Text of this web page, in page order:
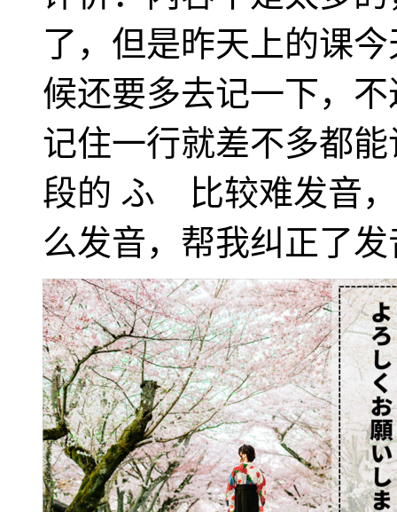
了，但是昨天上的课
候还要多去记一下，
记住一行就差不多都
段的 ふ 比较难发音
么发音，帮我纠正了发